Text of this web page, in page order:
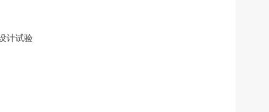
计试验